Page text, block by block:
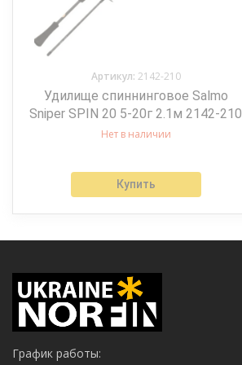
Артикул: 2142-210
Удилище спиннинговое Salmo
Sniper SPIN 20 5-20г 2.1м 2142-210
Нет в наличии
Купить
График работы: